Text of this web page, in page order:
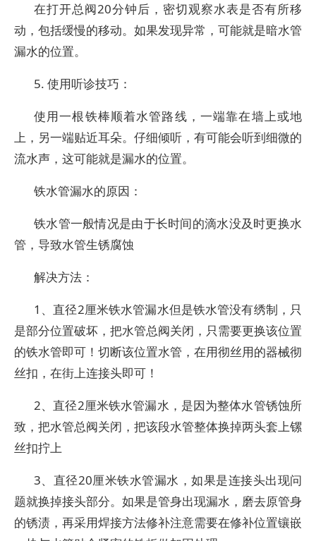
在打开总阀20分钟后，密切观察水表是否有所移
动，包括缓慢的移动。如果发现异常，可能就是暗水管
漏水的位置。
5. 使用听诊技巧：
使用一根铁棒顺着水管路线，一端靠在墙上或地
上，另一端贴近耳朵。仔细倾听，有可能会听到细微的
流水声，这可能就是漏水的位置。
铁水管漏水的原因：
铁水管一般情况是由于长时间的滴水没及时更换水
管，导致水管生锈腐蚀
解决方法：
1、直径2厘米铁水管漏水但是铁水管没有绣制，只
是部分位置破坏，把水管总阀关闭，只需要更换该位置
的铁水管即可！切断该位置水管，在用彻丝用的器械彻
丝扣，在街上连接头即可！
2、直径2厘米铁水管漏水，是因为整体水管锈蚀所
致，把水管总阀关闭，把该段水管整体换掉两头套上镙
丝扣拧上
3、直径20厘米铁水管漏水，如果是连接头出现问
题就换掉接头部分。如果是管身出现漏水，磨去原管身
的锈渍，再采用焊接方法修补注意需要在修补位置镶嵌